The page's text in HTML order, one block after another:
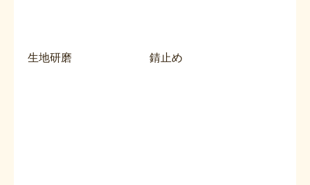
生地研磨 錆止め